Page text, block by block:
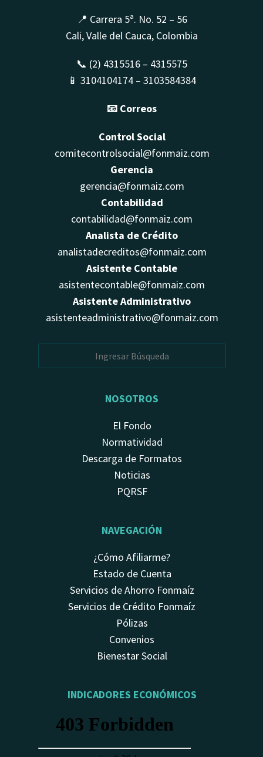
📍 Carrera 5ª. No. 52 – 56
Cali, Valle del Cauca, Colombia
📞 (2) 4315516 – 4315575
📱 3104104174 – 3103584384
📧 Correos
Control Social
comitecontrolsocial@fonmaiz.com
Gerencia
gerencia@fonmaiz.com
Contabilidad
contabilidad@fonmaiz.com
Analista de Crédito
analistadecreditos@fonmaiz.com
Asistente Contable
asistentecontable@fonmaiz.com
Asistente Administrativo
asistenteadministrativo@fonmaiz.com
NOSOTROS
El Fondo
Normatividad
Descarga de Formatos
Noticias
PQRSF
NAVEGACIÓN
¿Cómo Afiliarme?
Estado de Cuenta
Servicios de Ahorro Fonmaíz
Servicios de Crédito Fonmaíz
Pólizas
Convenios
Bienestar Social
INDICADORES ECONÓMICOS